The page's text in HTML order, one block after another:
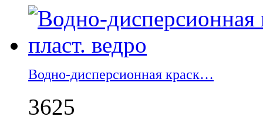
Водно-дисперсионная краск…
3625